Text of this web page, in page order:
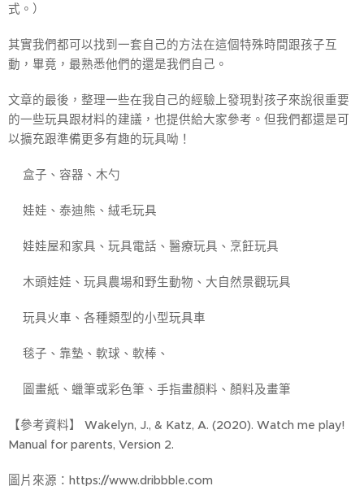
式。）
其實我們都可以找到一套自己的方法在這個特殊時間跟孩子互
動，畢竟，最熟悉他們的還是我們自己。
文章的最後，整理一些在我自己的經驗上發現對孩子來說很重要
的一些玩具跟材料的建議，也提供給大家參考。但我們都還是可
以擴充跟準備更多有趣的玩具呦！
✔盒子、容器、木勺
✔娃娃、泰迪熊、絨毛玩具
✔娃娃屋和家具、玩具電話、醫療玩具、烹飪玩具
✔木頭娃娃、玩具農場和野生動物、大自然景觀玩具
✔玩具火車、各種類型︎的小型玩具車
✔毯子、靠墊、軟球、軟棒、
✔圖畫紙、蠟筆或彩色筆、手指畫顏料、顏料及畫筆
【參考資料】 Wakelyn, J., & Katz, A. (2020). Watch me play!
Manual for parents, Version 2.
圖片來源：https://www.dribbble.com